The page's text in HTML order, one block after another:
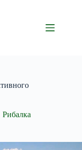
Рибалка